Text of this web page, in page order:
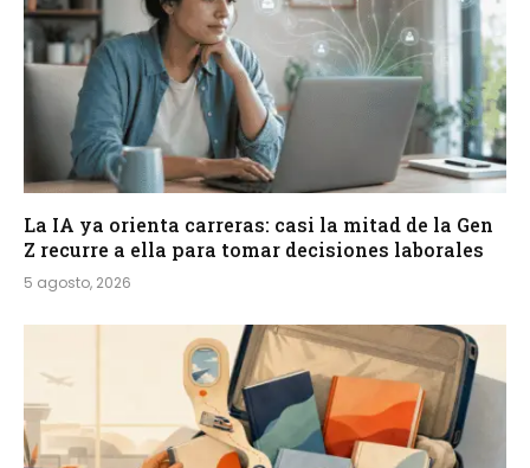
La IA ya orienta carreras: casi la mitad de la Gen
Z recurre a ella para tomar decisiones laborales
5 agosto, 2026